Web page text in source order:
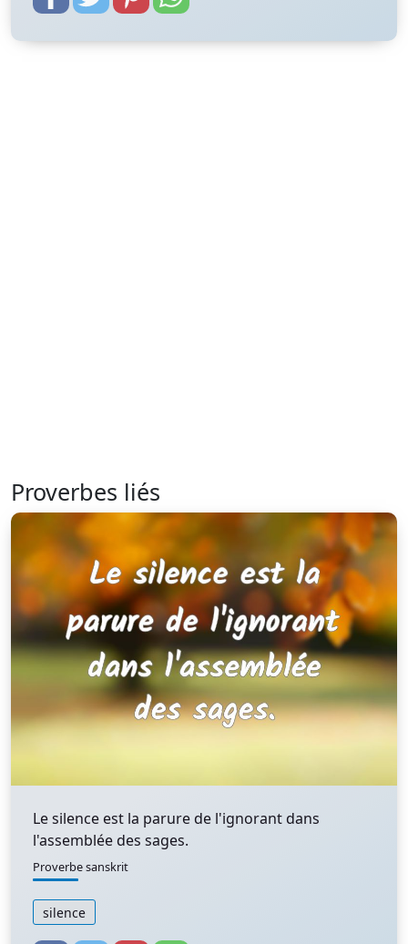
Proverbes liés
Le silence est la parure de l'ignorant dans
l'assemblée des sages.
Proverbe sanskrit
silence